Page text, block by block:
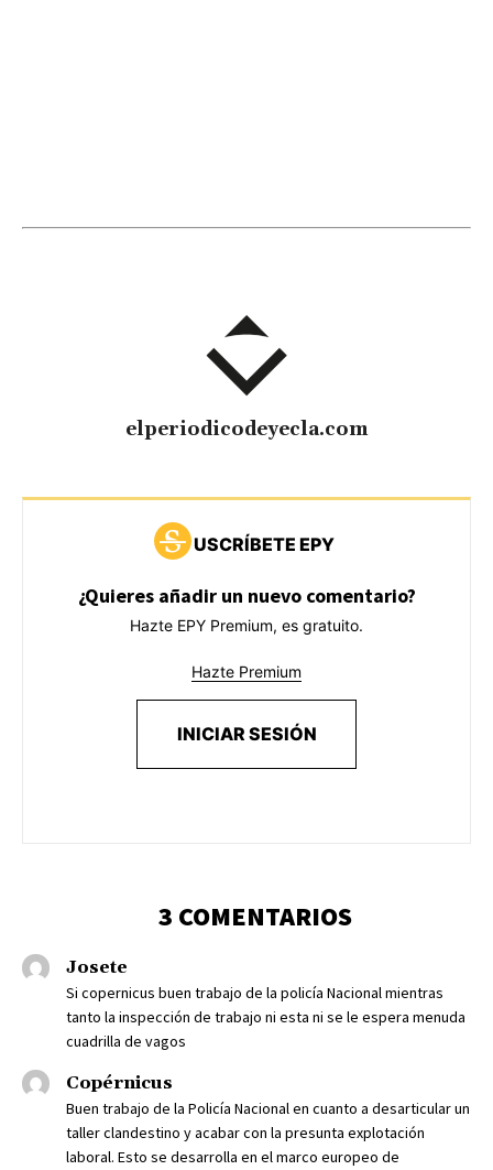
elperiodicodeyecla.com
USCRÍBETE EPY
¿Quieres añadir un nuevo comentario?
Hazte EPY Premium, es gratuito.
Hazte Premium
INICIAR SESIÓN
3 COMENTARIOS
Josete
Si copernicus buen trabajo de la policía Nacional mientras
tanto la inspección de trabajo ni esta ni se le espera menuda
cuadrilla de vagos
Copérnicus
Buen trabajo de la Policía Nacional en cuanto a desarticular un
taller clandestino y acabar con la presunta explotación
laboral. Esto se desarrolla en el marco europeo de